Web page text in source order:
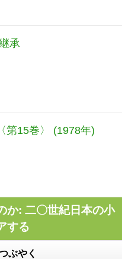
承
第15巻〉 (1978年)
か: 二〇世紀日本の小
する
ぶやく